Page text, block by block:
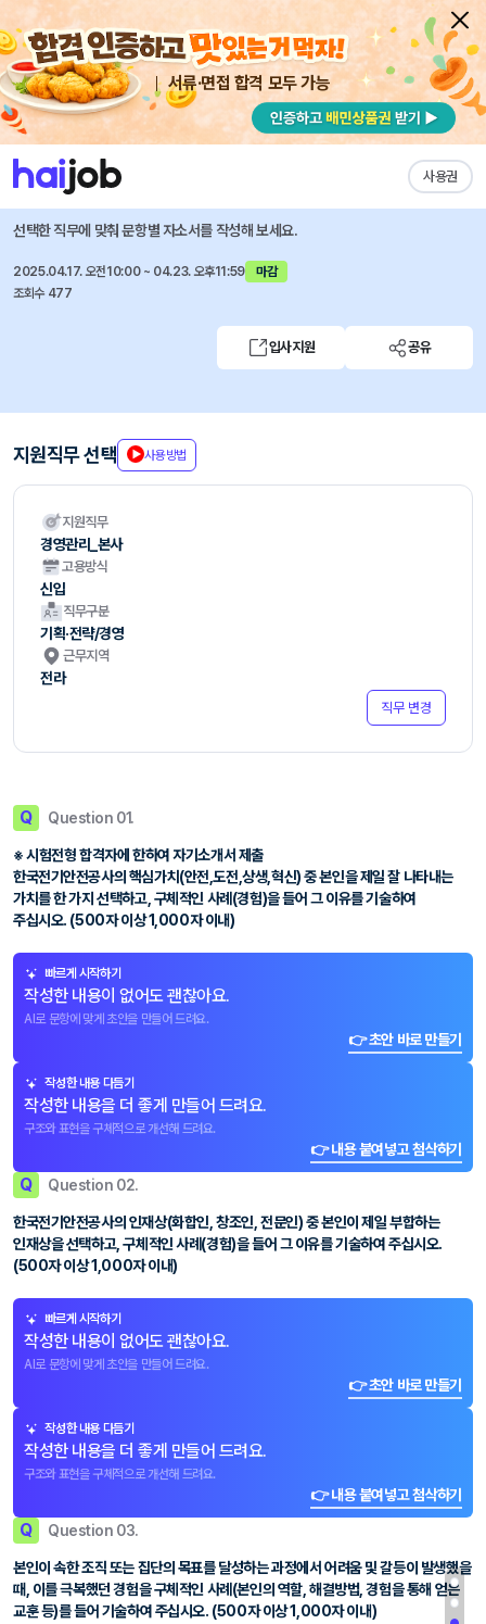
서류·면접 합격 모두 가능
사용권
채용공고 자소서 자유항목 자소서 내 작성목록
한국전기안전공사
2025년 신입, 경력, 공무직 직원 모집
선택한 직무에 맞춰 문항별 자소서를 작성해 보세요.
2025.04.17. 오전10:00 ~ 04.23. 오후11:59
마감
조회수 477
입사지원 공유
지원직무 선택 사용방법
지원직무
경영관리_본사
고용방식
신입
직무구분
기획·전략/경영
근무지역
전라
직무 변경
Q Question 01.
※ 시험전형 합격자에 한하여 자기소개서 제출
한국전기안전공사의 핵심가치(안전,도전,상생,혁신) 중 본인을 제일 잘 나타내는
가치를 한 가지 선택하고, 구체적인 사례(경험)을 들어 그 이유를 기술하여
주십시오. (500자 이상 1,000자 이내)
빠르게 시작하기
작성한 내용이 없어도 괜찮아요.
AI로 문항에 맞게 초안을 만들어 드려요.
👉 초안 바로 만들기
작성한 내용 다듬기
작성한 내용을 더 좋게 만들어 드려요.
구조와 표현을 구체적으로 개선해 드려요.
👉 내용 붙여넣고 첨삭하기
Q Question 02.
한국전기안전공사의 인재상(화합인, 창조인, 전문인) 중 본인이 제일 부합하는
인재상을 선택하고, 구체적인 사례(경험)을 들어 그 이유를 기술하여 주십시오.
(500자 이상 1,000자 이내)
빠르게 시작하기
작성한 내용이 없어도 괜찮아요.
AI로 문항에 맞게 초안을 만들어 드려요.
👉 초안 바로 만들기
작성한 내용 다듬기
작성한 내용을 더 좋게 만들어 드려요.
구조와 표현을 구체적으로 개선해 드려요.
👉 내용 붙여넣고 첨삭하기
Q Question 03.
본인이 속한 조직 또는 집단의 목표를 달성하는 과정에서 어려움 및 갈등이 발생했을
때, 이를 극복했던 경험을 구체적인 사례(본인의 역할, 해결방법, 경험을 통해 얻은
교훈 등)를 들어 기술하여 주십시오. (500자 이상 1,000자 이내)